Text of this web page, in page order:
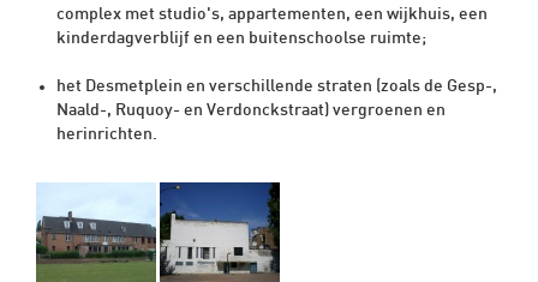
complex met studio's, appartementen, een wijkhuis, een
kinderdagverblijf en een buitenschoolse ruimte;
het Desmetplein en verschillende straten (zoals de Gesp-,
Naald-, Ruquoy- en Verdonckstraat) vergroenen en
herinrichten.